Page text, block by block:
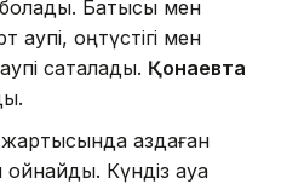
болады. Батысы мен
қаупі, оңтүстігі мен
сақталады. Қонаевта
жартысында аздаған
Күндіз ауа